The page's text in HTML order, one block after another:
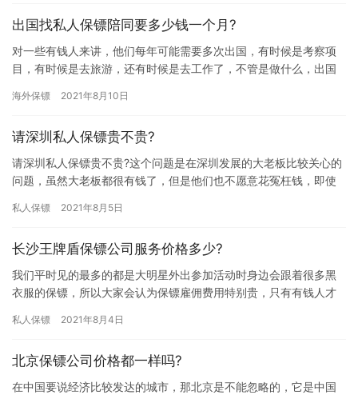
出国找私人保镖陪同要多少钱一个月?
对一些有钱人来讲，他们每年可能需要多次出国，有时候是考察项
目，有时候是去旅游，还有时候是去工作了，不管是做什么，出国
多…
海外保镖 2021年8月10日
请深圳私人保镖贵不贵?
请深圳私人保镖贵不贵?这个问题是在深圳发展的大老板比较关心的
问题，虽然大老板都很有钱了，但是他们也不愿意花冤枉钱，即使
不贵…
私人保镖 2021年8月5日
长沙王牌盾保镖公司服务价格多少?
我们平时见的最多的都是大明星外出参加活动时身边会跟着很多黑
衣服的保镖，所以大家会认为保镖雇佣费用特别贵，只有有钱人才
吧。…
私人保镖 2021年8月4日
北京保镖公司价格都一样吗?
在中国要说经济比较发达的城市，那北京是不能忽略的，它是中国